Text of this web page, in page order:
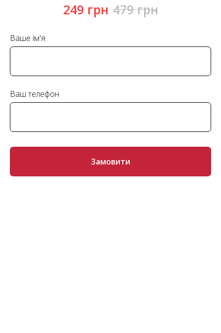
249 грн 479 грн
Ваше ім'я
Ваш телефон
Замовити